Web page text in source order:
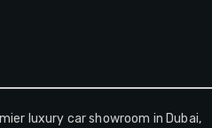
luxury car showroom in Dubai,